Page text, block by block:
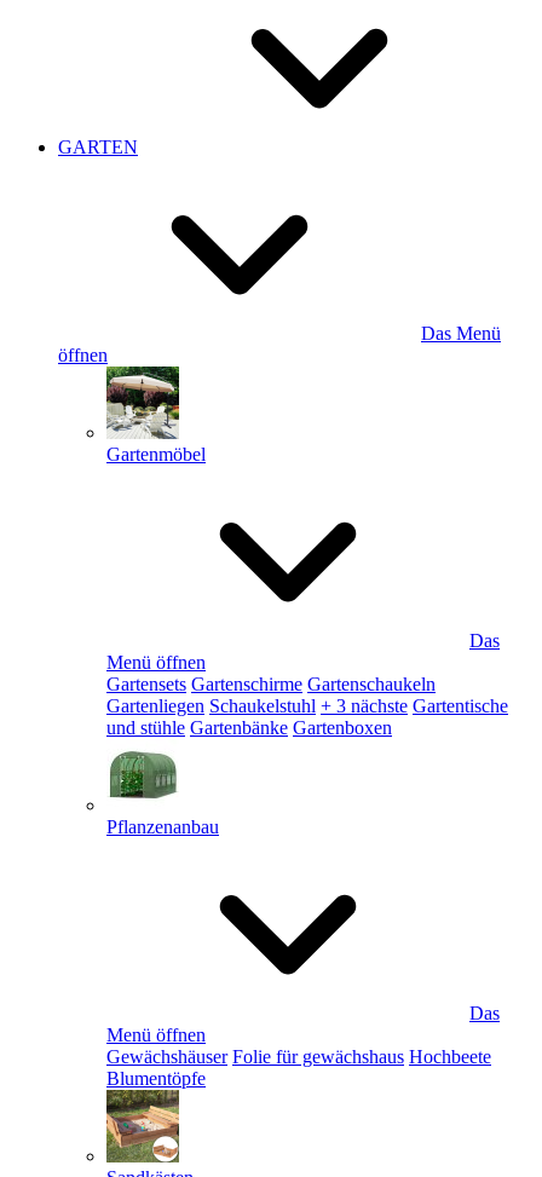
GARTEN
Das Menü
öffnen
Gartenmöbel
Das
Menü öffnen
Gartensets Gartenschirme Gartenschaukeln
Gartenliegen Schaukelstuhl + 3 nächste Gartentische
und stühle Gartenbänke Gartenboxen
Pflanzenanbau
Das
Menü öffnen
Gewächshäuser Folie für gewächshaus Hochbeete
Blumentöpfe